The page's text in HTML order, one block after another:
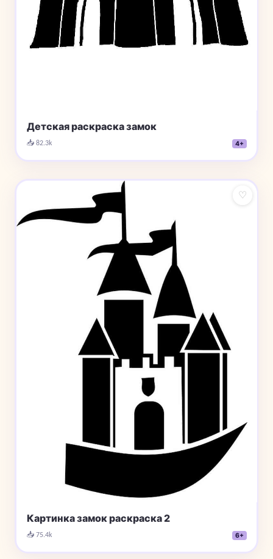
Детская раскраска замок
📥 82.3k 4+
♡
Картинка замок раскраска 2
📥 75.4k 6+